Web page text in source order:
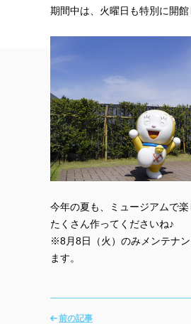
期間中は、火曜日も特別に開館
今年の夏も、ミュージアムで
たくさん作ってくださいね♪
※8月8日（火）のみメンテナ
ます。
前の記事